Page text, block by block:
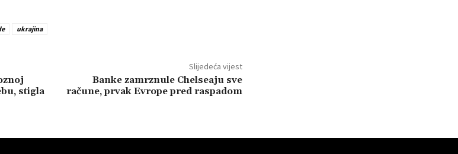
ukrajina
stigla
Slijedeća vijest
Banke zamrznule Chelseaju sve
račune, prvak Evrope pred raspadom